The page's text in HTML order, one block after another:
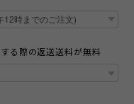
る際の返送送料が無料